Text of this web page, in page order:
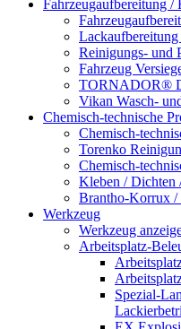
Fahrzeugaufbereitung /
Lackaufbereitung
Reinigungs- und
Fahrzeug
TORNADOR®
Vikan Wasch-
Chemisch-technische
Chemisch-
Torenko
Chemisch-
Kleben / Dichten
Brantho-Korrux /
Werkzeug
Werkzeug
Arbeitsplatz-
Spezial-